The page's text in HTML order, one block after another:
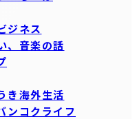
ジネス
、音楽の話
き海外生活
ンコクライフ